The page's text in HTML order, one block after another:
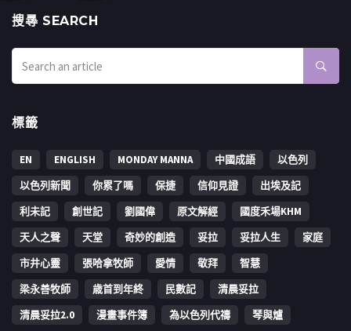
搜㝷 SEARCH
標籤
EN ENGLISH MONDAY MANNA 中國成語
以色列
以色列新聞
你累了嗎 保捷 信仰見證
出埃及記
利未記
創世記 劉國偉 原文解經
國度禾場KHM
天人之聲
天堂 奇妙的創造 妥拉 妥拉人生
家庭
市井心靈
張哈拿牧師 愛情 敬拜
智慧
梁永善牧師
歳首到年終 民數記
清晨妥拉
清晨妥拉2.0
漫畫事件簿 為以色列代禱 琴與爐